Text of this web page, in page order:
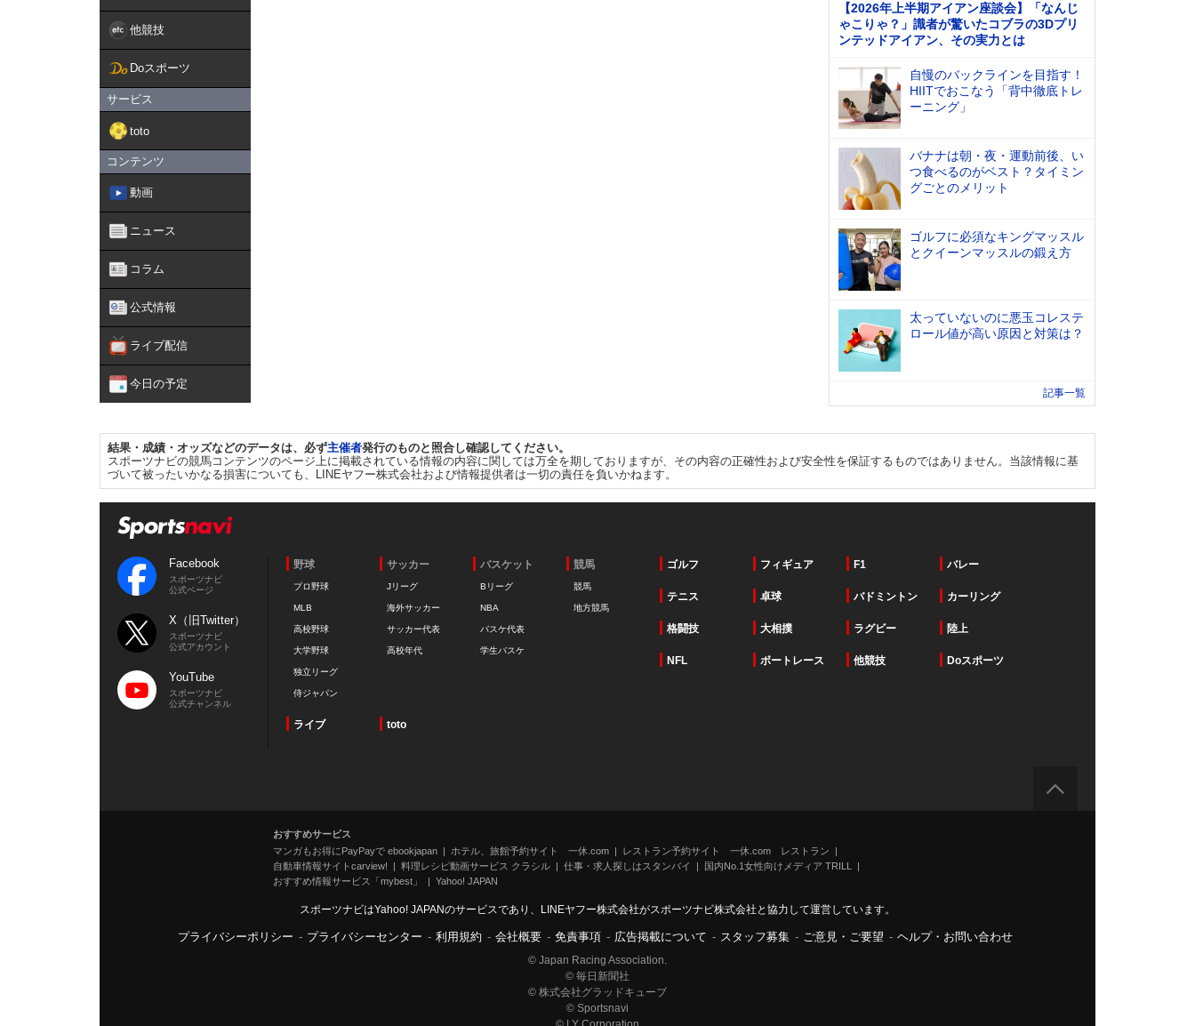
他競技
Doスポーツ
サービス
toto
コンテンツ
動画
ニュース
コラム
公式情報
ライブ配信
今日の予定
【2026年上半期アイアン座談会】「なんじ
ゃこりゃ？」識者が驚いたコブラの3Dプリ
ンテッドアイアン、その実力とは
自慢のバックラインを目指す！
HIITでおこなう「背中徹底トレ
ーニング」
バナナは朝・夜・運動前後、い
つ食べるのがベスト？タイミン
グごとのメリット
ゴルフに必須なキングマッスル
とクイーンマッスルの鍛え方
太っていないのに悪玉コレステ
ロール値が高い原因と対策は？
記事一覧
結果・成績・オッズなどのデータは、必ず主催者発行のものと照合し確認してください。
スポーツナビの競馬コンテンツのページ上に掲載されている情報の内容に関しては万全を期しておりますが、その内容の正確性および安全性を保証するものではありません。当該情報に基
づいて被ったいかなる損害についても、LINEヤフー株式会社および情報提供者は一切の責任を負いかねます。
Facebook
スポーツナビ
公式ページ
X（旧Twitter）
スポーツナビ
公式アカウント
YouTube
スポーツナビ
公式チャンネル
野球
プロ野球
MLB
高校野球
大学野球
独立リーグ
侍ジャパン
サッカー
Jリーグ
海外サッカー
サッカー代表
高校年代
バスケット
Bリーグ
NBA
バスケ代表
学生バスケ
競馬
競馬
地方競馬
ゴルフ フィギュア F1 バレー
テニス 卓球 バドミントン カーリング
格闘技 大相撲 ラグビー 陸上
NFL ボートレース 他競技 Doスポーツ
ライブ toto
おすすめサービス
マンガもお得にPayPayで ebookjapan
ホテル、旅館予約サイト 一休.com
レストラン予約サイト 一休.com レストラン
自動車情報サイトcarview!
料理レシピ動画サービス クラシル 仕事・求人探しはスタンバイ
国内No.1女性向けメディア TRILL
おすすめ情報サービス「mybest」
Yahoo! JAPAN
スポーツナビはYahoo! JAPANのサービスであり、LINEヤフー株式会社がスポーツナビ株式会社と協力して運営しています。
プライバシーポリシー - プライバシーセンター - 利用規約 - 会社概要 - 免責事項 - 広告掲載について - スタッフ募集 - ご意見・ご要望 - ヘルプ・お問い合わせ
© Japan Racing Association.
© 毎日新聞社
© 株式会社グラッドキューブ
© Sportsnavi